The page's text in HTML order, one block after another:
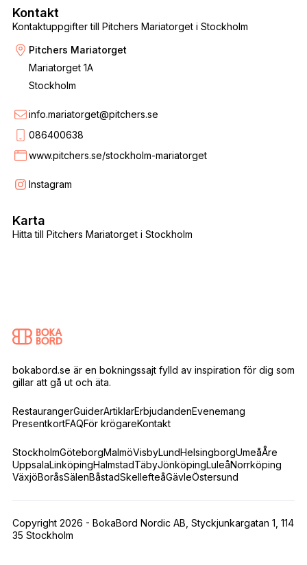
Kontaktuppgifter till Pitchers Mariatorget i Stockholm
Kontakt
Pitchers Mariatorget
Mariatorget 1A
Stockholm
info.mariatorget@pitchers.se
086400638
www.pitchers.se/stockholm-mariatorget
Instagram
Hitta till Pitchers Mariatorget i Stockholm
Karta
bokabord.se är en bokningssajt fylld av inspiration för dig som
gillar att gå ut och äta.
RestaurangerGuiderArtiklarErbjudandenEvenemang
PresentkortFAQFör krögareKontakt
StockholmGöteborgMalmöVisbyLundHelsingborgUmeåÅre
UppsalaLinköpingHalmstadTäbyJönköpingLuleåNorrköping
VäxjöBoråsSälenBåstadSkellefteåGävleÖstersund
Copyright 2026 - BokaBord Nordic AB, Styckjunkargatan 1, 114
35 Stockholm